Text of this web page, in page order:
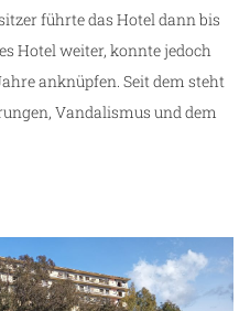
führte das Hotel dann bis
Hotel weiter, konnte jedoch
anknüpfen. Seit dem steht
Vandalismus und dem